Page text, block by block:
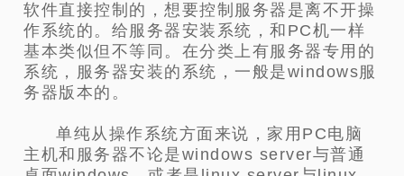
软件直接控制的，想要控制服务器是离不开操
作系统的。给服务器安装系统，和PC机一样
基本类似但不等同。在分类上有服务器专用的
系统，服务器安装的系统，一般是windows服
务器版本的。
单纯从操作系统方面来说，家用PC电脑
主机和服务器不论是windows server与普通